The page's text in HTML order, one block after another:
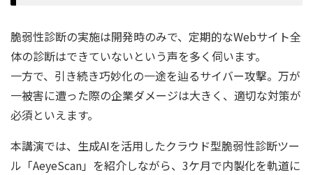
脆弱性診断の実施は開発時のみで、定期的なWebサイト全
体の診断はできていないという声を多く伺います。
一方で、引き続き巧妙化の一途を辿るサイバー攻撃。万が
一被害に遭った際の企業ダメージは大きく、適切な対策が
必須といえます。
本講演では、生成AIを活用したクラウド型脆弱性診断ツー
ル「AeyeScan」を紹介しながら、3ケ月で内製化を軌道に